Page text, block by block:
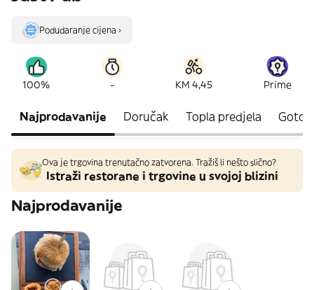
Podudaranje cijena ›
100% - KM 4,45 Prime
Najprodavanije Doručak Topla predjela
Ova je trgovina trenutačno zatvorena. Tražiš li nešto slično?
Istraži restorane i trgovine u svojoj blizini
Najprodavanije